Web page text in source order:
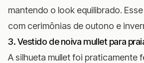
mantendo o look equilibrado.
com cerimônias de outono e
3. Vestido de noiva mullet para
A silhueta mullet foi praticamente